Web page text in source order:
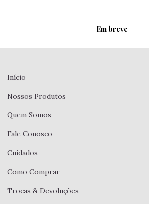
Em breve
Início
Nossos Produtos
Quem Somos
Fale Conosco
Cuidados
Como Comprar
Trocas & Devoluções